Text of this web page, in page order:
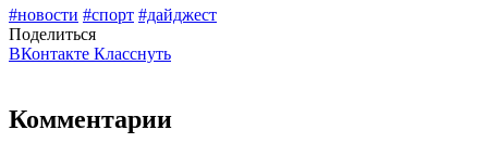
#новости #спорт #дайджест
Поделиться
ВКонтакте Класснуть
Комментарии